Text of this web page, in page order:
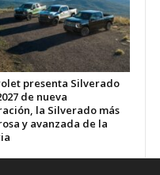
presenta Silverado
de nueva
la Silverado más
y avanzada de la